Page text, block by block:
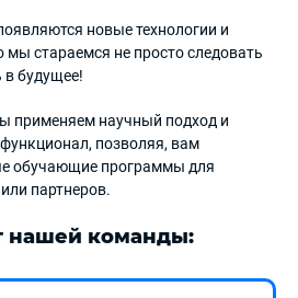
новые технологии и
стараемся не просто следовать
в будущее!
применяем научный подход и
позволяя, вам
обучающие программы для
партнеров.
нашей команды: